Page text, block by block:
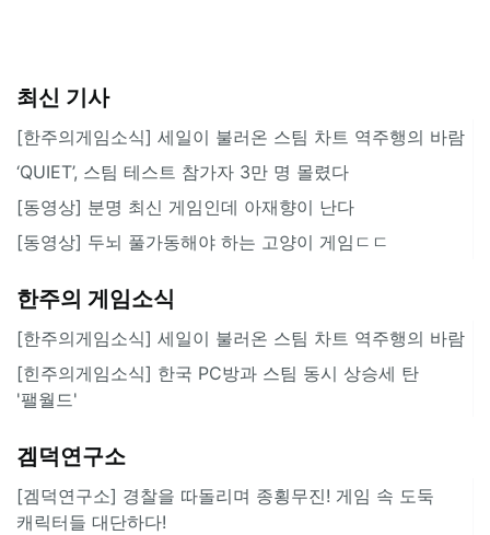
최신 기사
[한주의게임소식] 세일이 불러온 스팀 차트 역주행의 바람
‘QUIET’, 스팀 테스트 참가자 3만 명 몰렸다
[동영상] 분명 최신 게임인데 아재향이 난다
[동영상] 두뇌 풀가동해야 하는 고양이 게임ㄷㄷ
한주의 게임소식
[한주의게임소식] 세일이 불러온 스팀 차트 역주행의 바람
[힌주의게임소식] 한국 PC방과 스팀 동시 상승세 탄
'팰월드'
겜덕연구소
[겜덕연구소] 경찰을 따돌리며 종횡무진! 게임 속 도둑
캐릭터들 대단하다!